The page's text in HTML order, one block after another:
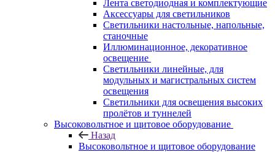
Лента светодиодная и комплектующие
Аксессуары для светильников
Светильники настольные, напольные,
станочные
Иллюминационное, декоративное
освещение
Светильники линейные, для
модульных и магистральных систем
освещения
Светильники для освещения высоких
пролётов и туннелей
Высоковольтное и щитовое оборудование
Назад
Высоковольтное и щитовое оборудование